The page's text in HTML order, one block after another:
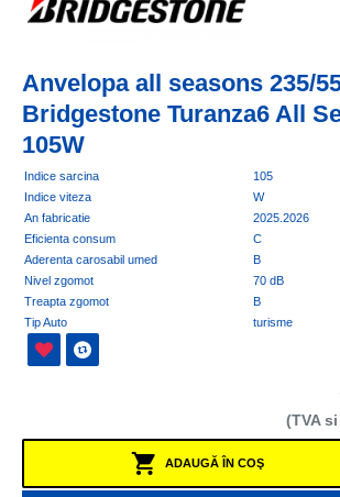
Anvelopa all seasons 235/
Bridgestone Turanza6 All
105W
Indice sarcina
105
Indice viteza
W
An fabricatie
2025.2026
Eficienta consum
C
Aderenta carosabil umed
B
Nivel zgomot
70 dB
Treapta zgomot
B
Tip Auto
turisme
(TVA
ADAUGĂ ÎN COŞ